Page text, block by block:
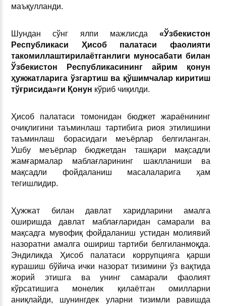
маъқулланди.
Шундан сўнг ялпи мажлисда «Ўзбекистон
Республикаси Ҳисоб палатаси фаолияти
такомиллаштирилаётганлиги муносабати билан
Ўзбекистон Республикасининг айрим қонун
ҳужжатларига ўзгартиш ва қўшимчалар киритиш
тўғрисида»ги Қонун кўриб чиқилди.
Ҳисоб палатаси томонидан бюджет жараёнининг
очиқлигини таъминлаш тартибига риоя этилишини
таъминлаш борасидаги меъёрлар белгиланган.
Ушбу меъёрлар бюджетдан ташқари мақсадли
жамғармалар маблағларининг шаклланиши ва
мақсадли фойдаланиш масалаларига ҳам
тегишлидир.
Ҳужжат билан давлат харидларини амалга
оширишда давлат маблағларидан самарали ва
мақсадга мувофиқ фойдаланиш устидан молиявий
назоратни амалга ошириш тартиби белгиланмоқда.
Эндиликда Ҳисоб палатаси коррупцияга қарши
курашиш бўйича ички назорат тизимини ўз вақтида
жорий этишга ва унинг самарали фаолият
кўрсатишига монелик қилаётган омилларни
аниқлайди, шунингдек уларни тизимли равишда